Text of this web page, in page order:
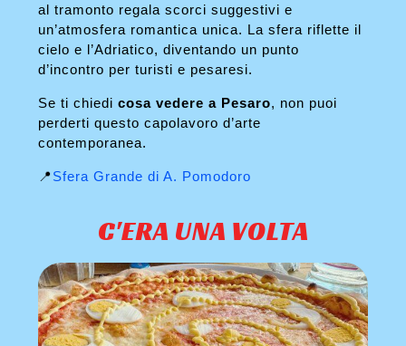
al tramonto regala scorci suggestivi e
un’atmosfera romantica unica. La sfera riflette il
cielo e l’Adriatico, diventando un punto
d’incontro per turisti e pesaresi.
Se ti chiedicosa vedere a Pesaro, non puoi
perderti questo capolavoro d’arte
contemporanea.
📍Sfera Grande di A. Pomodoro
C'ERA UNA VOLTA